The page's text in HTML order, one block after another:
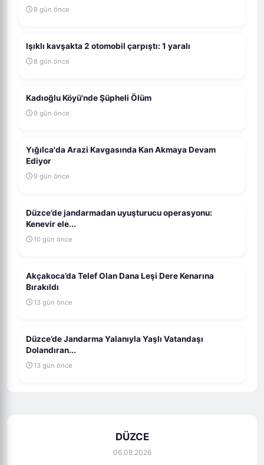
8 gün önce
Işıklı kavşakta 2 otomobil çarpıştı: 1 yaralı
8 gün önce
Kadıoğlu Köyü'nde Şüpheli Ölüm
9 gün önce
Yığılca'da Arazi Kavgasında Kan Akmaya Devam
Ediyor
9 gün önce
Düzce’de jandarmadan uyuşturucu operasyonu:
Kenevir ele...
10 gün önce
Akçakoca’da Telef Olan Dana Leşi Dere Kenarına
Bırakıldı
13 gün önce
Düzce’de Jandarma Yalanıyla Yaşlı Vatandaşı
Dolandıran...
13 gün önce
DÜZCE
06.08.2026